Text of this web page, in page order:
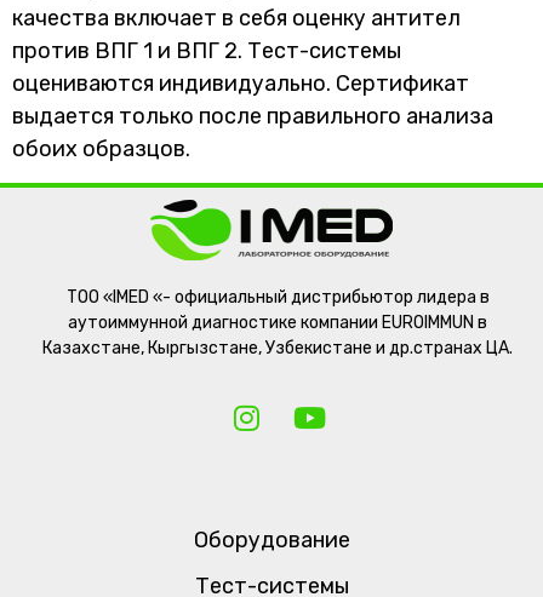
качества включает в себя оценку антител
против ВПГ 1 и ВПГ 2. Тест-системы
оцениваются индивидуально. Сертификат
выдается только после правильного анализа
обоих образцов.
ТОО «IMED «- официальный дистрибьютор лидера в
аутоиммунной диагностике компании EUROIMMUN в
Казахстане, Кыргызстане, Узбекистане и др.странах ЦА.
Оборудование
Тест-системы